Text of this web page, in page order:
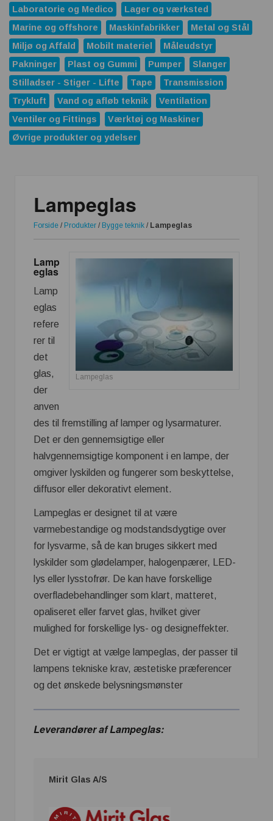
Laboratorie og Medico
Lager og værksted
Marine og offshore
Maskinfabrikker
Metal og Stål
Miljø og Affald
Mobilt materiel
Måleudstyr
Pakninger
Plast og Gummi Pumper
Slanger
Stilladser - Stiger - Lifte
Tape
Transmission
Trykluft
Vand og afløb teknik
Ventilation
Ventiler og Fittings
Værktøj og Maskiner
Øvrige produkter og ydelser
Lampeglas
Forside / Produkter / Bygge teknik / Lampeglas
Lampeglas
Lamp
eglas
Lamp
eglas
refere
rer til
det
glas,
der
anven
des til fremstilling af lamper og lysarmaturer.
Det er den gennemsigtige eller
halvgennemsigtige komponent i en lampe, der
omgiver lyskilden og fungerer som beskyttelse,
diffusor eller dekorativt element.
Lampeglas er designet til at være
varmebestandige og modstandsdygtige over
for lysvarme, så de kan bruges sikkert med
lyskilder som glødelamper, halogenpærer, LED-
lys eller lysstofrør. De kan have forskellige
overfladebehandlinger som klart, matteret,
opaliseret eller farvet glas, hvilket giver
mulighed for forskellige lys- og designeffekter.
Det er vigtigt at vælge lampeglas, der passer til
lampens tekniske krav, æstetiske præferencer
og det ønskede belysningsmønster
Leverandører af Lampeglas:
Mirit Glas A/S